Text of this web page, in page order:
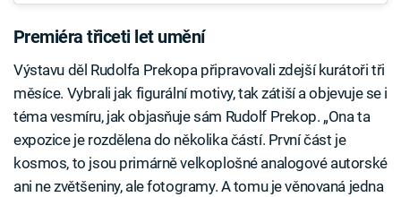
Premiéra třiceti let umění
Výstavu děl Rudolfa Prekopa připravovali zdejší kurátoři tři
měsíce. Vybrali jak figurální motivy, tak zátiší a objevuje se i
téma vesmíru, jak objasňuje sám Rudolf Prekop. „Ona ta
expozice je rozdělena do několika částí. První část je
kosmos, to jsou primárně velkoplošné analogové autorské
ani ne zvětšeniny, ale fotogramy. A tomu je věnovaná jedna